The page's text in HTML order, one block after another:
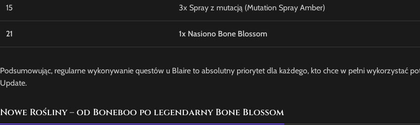
15 3x Spray z mutacją (Mutation Spray Amber)
21 1x Nasiono Bone Blossom
Podsumowując, regularne wykonywanie questów u Blaire to absolutny priorytet dla każdego, kto chce w pełni wykorzystać
Update.
Nowe Rośliny – od Boneboo po legendarny Bone Blossom